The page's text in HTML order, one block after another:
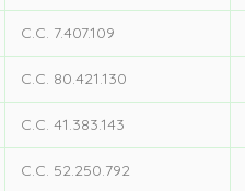
C.C. 7.407.109
C.C. 80.421.130
C.C. 41.383.143
C.C. 52.250.792